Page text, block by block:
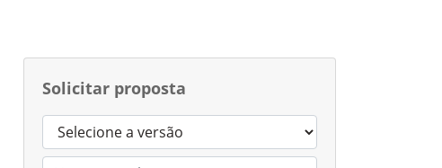
Solicitar proposta